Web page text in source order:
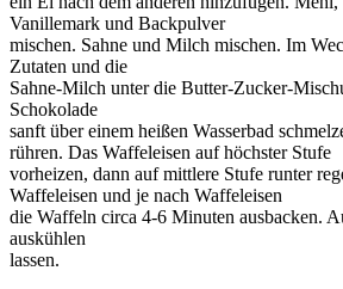
Vanillemark und Backpulver
mischen. Sahne und Milch mischen. Im
Zutaten und die
Sahne-Milch unter die Butter-Zucker-
Schokolade
sanft über einem heißen Wasserbad
rühren. Das Waffeleisen auf höchster Stufe
vorheizen, dann auf mittlere Stufe runter
Waffeleisen und je nach Waffeleisen
die Waffeln circa 4-6 Minuten ausbacken.
auskühlen
lassen.